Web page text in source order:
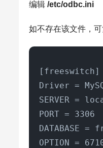
编辑 /etc/odbc.ini
如不存在该文件，
[freeswitch]
Driver =
SERVER =
PORT = 3306
DATABASE =
OPTION =